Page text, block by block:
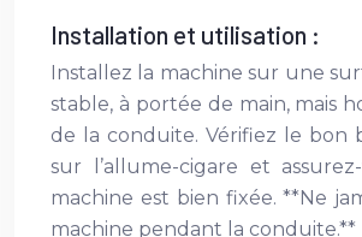
Installation et utilisation :
Installez la machine sur une
stable, à portée de main, mais
de la conduite. Vérifiez le bon
sur l’allume-cigare et
machine est bien fixée. **Ne
machine pendant la conduite.**